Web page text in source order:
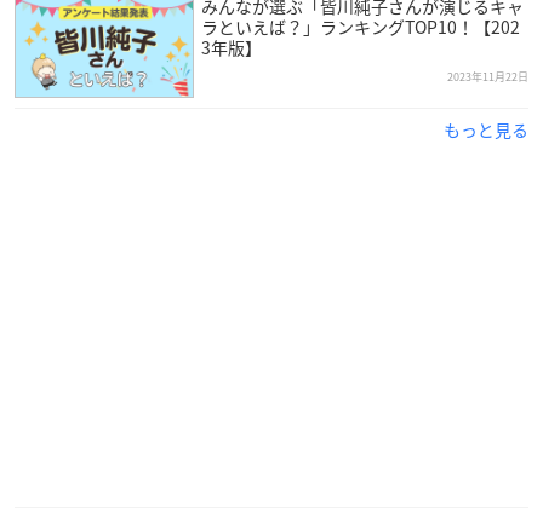
みんなが選ぶ「皆川純子さんが演じるキャ
ラといえば？」ランキングTOP10！【202
3年版】
2023年11月22日
もっと見る